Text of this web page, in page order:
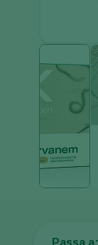
Passa a: